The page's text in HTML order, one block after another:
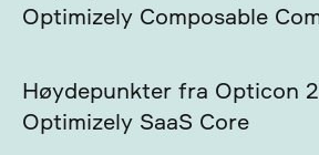
Optimizely Composable
Høydepunkter fra Opticon
Optimizely SaaS Core